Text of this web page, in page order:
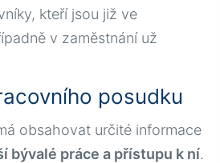
kteří jsou již ve
v zaměstnání už
posudku
obsahovat určité informace
bývalé práce a přístupu k ní.